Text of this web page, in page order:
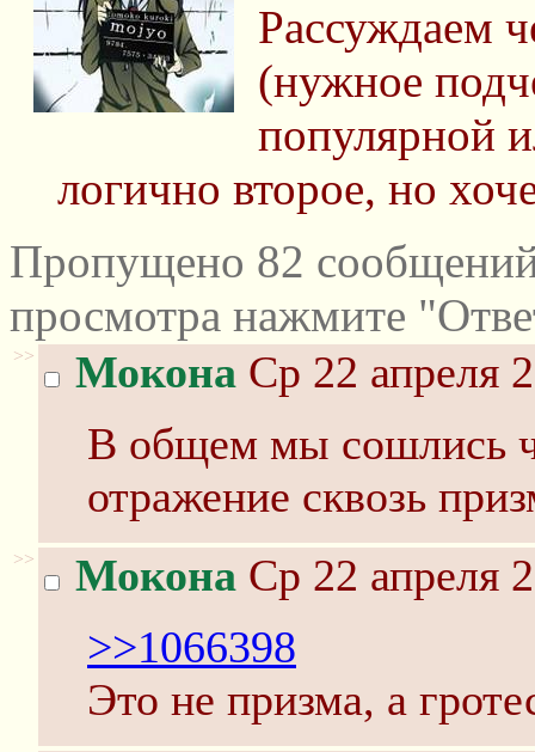
Рассуждаем
(нужное
популярной
логично второе, но
Пропущено 82
просмотра нажмите
>> Мокона Ср 22 апреля
В общем мы сошлись
отражение сквозь
>> Мокона Ср 22 апреля
>>1066398
Это не призма, а